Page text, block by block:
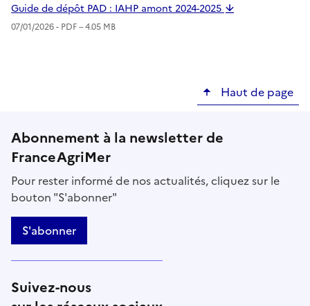
Guide de dépôt PAD : IAHP amont 2024-2025
07/01/2026 - PDF– 4.05 MB
Haut de page
Abonnement à la newsletter de
FranceAgriMer
Pour rester informé de nos actualités, cliquez sur le
bouton "S'abonner"
S'abonner
Suivez-nous